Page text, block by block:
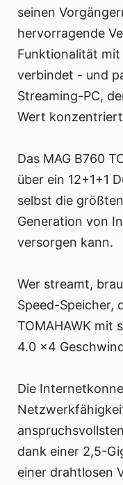
seinen
hervorragende
Funktionalität
verbindet - und
Streaming-PC,
Wert
Das MAG B760
über ein 12+1+1
selbst die
Generation von
versorgen kann.
Wer streamt,
Speed-Speicher,
TOMAHAWK mit
4.0 x4
Die
dank einer 2,5-
einer drahtlosen